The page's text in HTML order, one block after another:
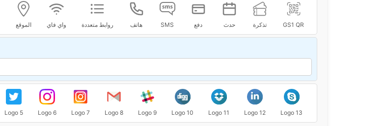
الموقع واي فاي روابط متعددة هاتف SMS دفع حدث تذكرة GS1 QR
Logo 5 Logo 6 Logo 7 Logo 8 Logo 9 Logo 10 Logo 11 Logo 12 Logo 13